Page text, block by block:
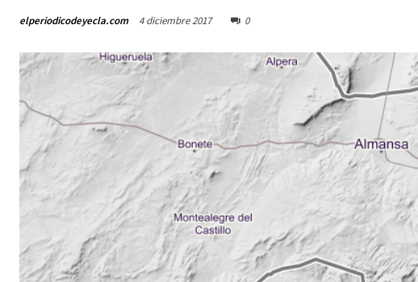
elperiodicodeyecla.com 4 diciembre 2017 0